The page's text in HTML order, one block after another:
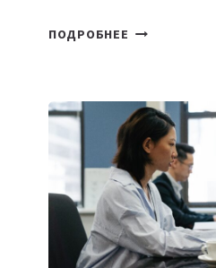
ПОДРОБНЕЕ ГЕОГРАФИЯ
PARK
UZBEKISTAN
РАСШИРИЛАСЬ
ДО
102
СТРАН